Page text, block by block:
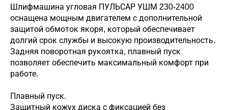
Шлифмашина угловая ПУЛЬСАР УШМ 230-2400
оснащена мощным двигателем с дополнительной
защитой обмоток якоря, который обеспечивает
долгий срок службы и высокую производительность.
Задняя поворотная рукоятка, плавный пуск
позволяет обеспечить максимальный комфорт при
работе.
Плавный пуск.
Защитный кожух диска с фиксацией без